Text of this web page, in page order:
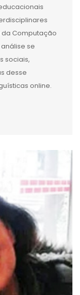
da Computação
se
sociais,
desse
online.